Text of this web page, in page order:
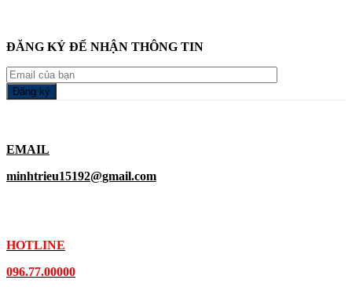
ĐĂNG KÝ ĐỂ NHẬN THÔNG TIN
EMAIL
minhtrieu15192@gmail.com
HOTLINE
096.77.00000